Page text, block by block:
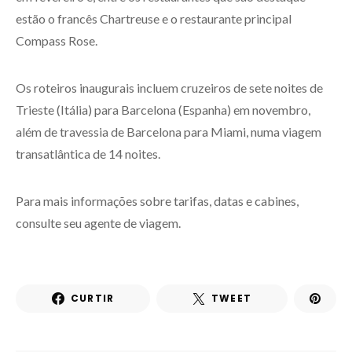
estão o francês Chartreuse e o restaurante principal
Compass Rose.
Os roteiros inaugurais incluem cruzeiros de sete noites de
Trieste (Itália) para Barcelona (Espanha) em novembro,
além de travessia de Barcelona para Miami, numa viagem
transatlântica de 14 noites.
Para mais informações sobre tarifas, datas e cabines,
consulte seu agente de viagem.
CURTIR TWEET